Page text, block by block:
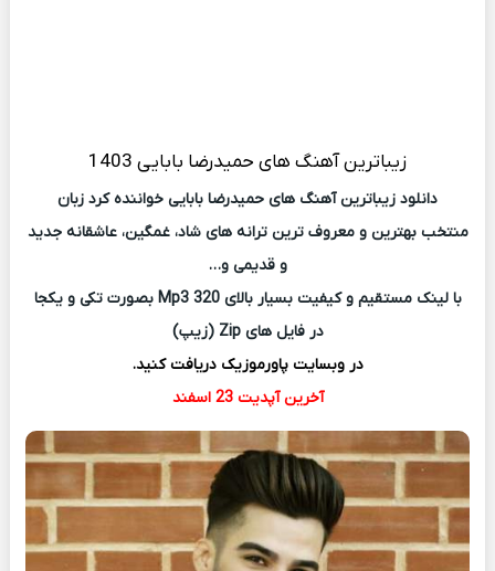
زیباترینآهنگ های حمیدرضا بابایی 1403
دانلود زیباترین آهنگ های حمیدرضا بابایی خواننده کرد زبان
منتخب بهترین و معروف ترین ترانه های شاد، غمگین، عاشقانه جدید
و قدیمی و…
با لینک مستقیم و کیفیت بسیار بالای Mp3 320 بصورت تکی و یکجا
در فایل های Zip (زیپ)
در وبسایت پاورموزیک دریافت کنید.
آخرین آپدیت 23 اسفند